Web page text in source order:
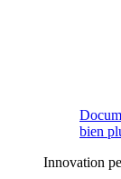
bien
Innovation